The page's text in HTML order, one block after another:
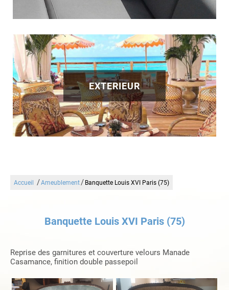
EXTERIEUR
Accueil /Ameublement/ Banquette Louis XVI Paris (75)
Banquette Louis XVI Paris (75)
Reprise des garnitures et couverture velours Manade
Casamance, finition double passepoil